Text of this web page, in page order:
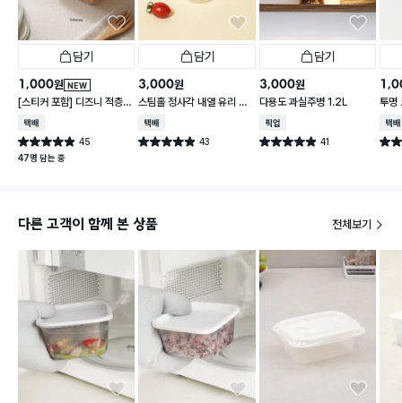
담기
NEW
1,000원
[스티커 포함] 디즈니 적층
가능한 말랑핏 600 ml 아
이보리
택배배송
별점 4.9점 45
건 작성
47명 담는 중
담기
3,000원
스팀홀 정사각 내열 유리 찬
통 1.2 L
택배배송
별점 4.9점 43
건 작성
담기
3,000원
다용도 과실주병 1.2L
매장픽업
별점 4.9점 41
건 작성
투명
택배
별점
다른 고객이 함께 본 상품 전체보기